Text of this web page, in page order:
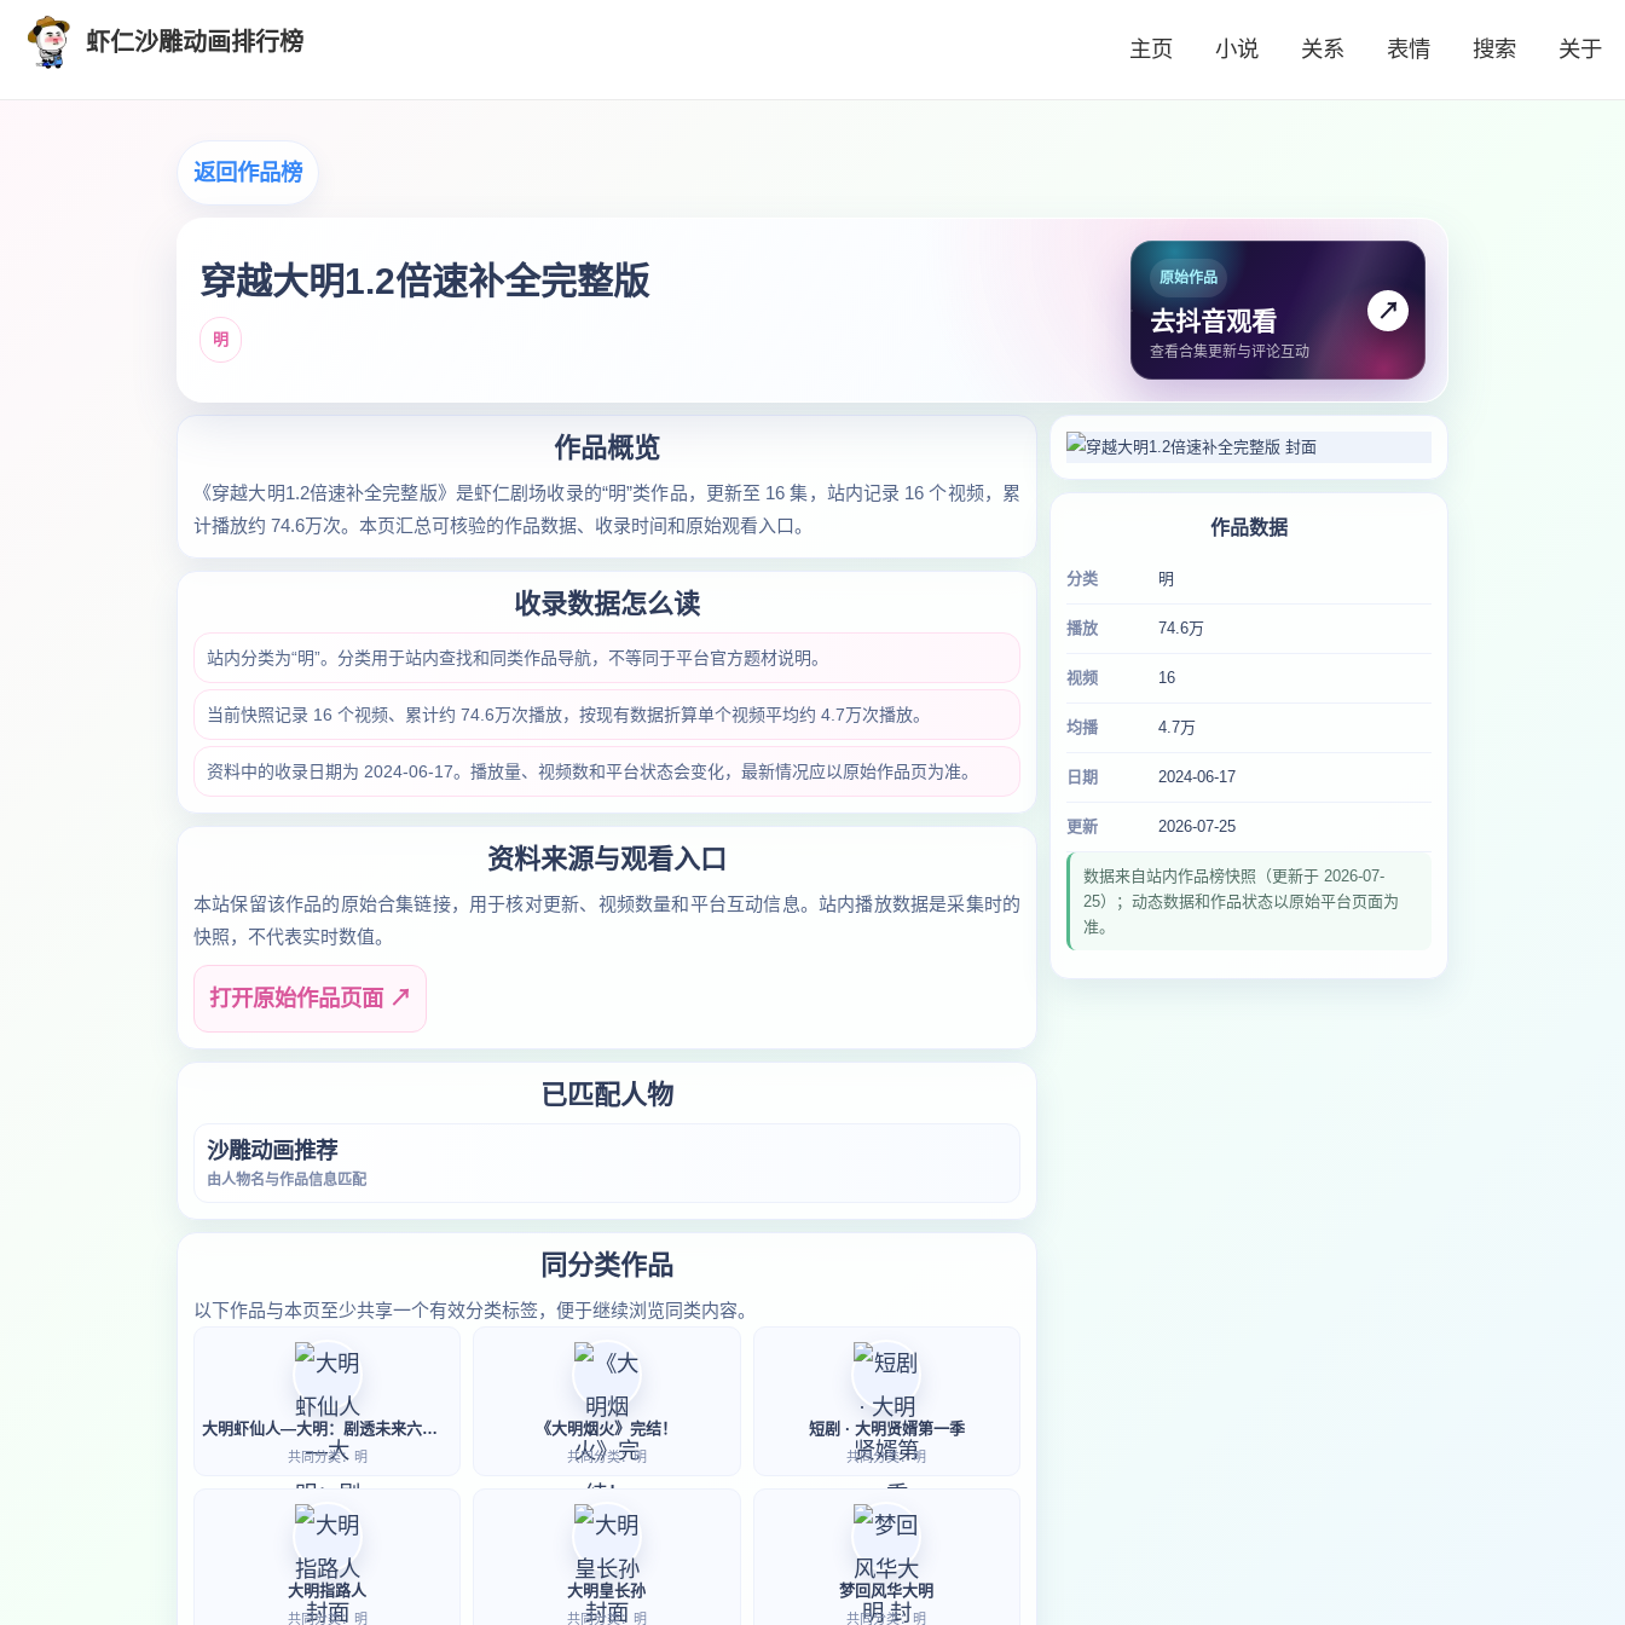
虾仁沙雕动画排行榜 主页 小说 关系 表情 搜索 关于
返回作品榜
穿越大明1.2倍速补全完整版
明
原始作品
去抖音观看
查看合集更新与评论互动
↗
作品概览
《穿越大明1.2倍速补全完整版》是虾仁剧场收录的“明”类作品，更新至 16 集，站内记录 16 个视频，累
计播放约 74.6万次。本页汇总可核验的作品数据、收录时间和原始观看入口。
收录数据怎么读
站内分类为“明”。分类用于站内查找和同类作品导航，不等同于平台官方题材说明。
当前快照记录 16 个视频、累计约 74.6万次播放，按现有数据折算单个视频平均约 4.7万次播放。
资料中的收录日期为 2024-06-17。播放量、视频数和平台状态会变化，最新情况应以原始作品页为准。
资料来源与观看入口
本站保留该作品的原始合集链接，用于核对更新、视频数量和平台互动信息。站内播放数据是采集时的
快照，不代表实时数值。
打开原始作品页面 ↗
已匹配人物
沙雕动画推荐
由人物名与作品信息匹配
同分类作品
以下作品与本页至少共享一个有效分类标签，便于继续浏览同类内容。
大明虾仙人—大明：剧透未来六百年老朱麻了
共同分类：明
《大明烟火》完结！
共同分类：明
短剧 · 大明贤婿第一季
共同分类：明
大明指路人
共同分类：明
大明皇长孙
共同分类：明
梦回风华大明
共同分类：明
作品数据
分类 明
播放 74.6万
视频 16
均播 4.7万
日期 2024-06-17
更新 2026-07-25
数据来自站内作品榜快照（更新于 2026-07-
25）；动态数据和作品状态以原始平台页面为
准。